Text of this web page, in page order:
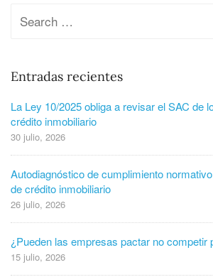
Entradas recientes
La Ley 10/2025 obliga a revisar el SAC de
crédito inmobiliario
30 julio, 2026
Autodiagnóstico de cumplimiento
de crédito inmobiliario
26 julio, 2026
¿Pueden las empresas pactar no competir
15 julio, 2026